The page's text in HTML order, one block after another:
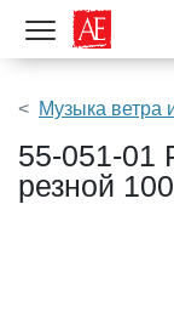
Показать меню
Музыка ветра
55-051-01
резной